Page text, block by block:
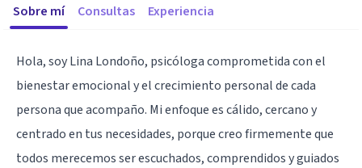
Sobre mí Consultas Experiencia
Hola, soy Lina Londoño, psicóloga comprometida con el
bienestar emocional y el crecimiento personal de cada
persona que acompaño. Mi enfoque es cálido, cercano y
centrado en tus necesidades, porque creo firmemente que
todos merecemos ser escuchados, comprendidos y guiados